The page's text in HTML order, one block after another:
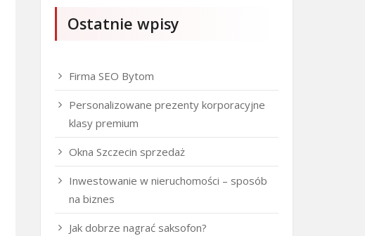
Ostatnie wpisy
Firma SEO Bytom
Personalizowane prezenty korporacyjne
klasy premium
Okna Szczecin sprzedaż
Inwestowanie w nieruchomości – sposób
na biznes
Jak dobrze nagrać saksofon?